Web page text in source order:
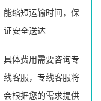
能缩短运输时间，保
证安全送达
具体费用需要咨询专
线客服，专线客服将
会根据您的需求提供